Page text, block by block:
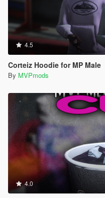
4.5
Corteiz Hoodie for MP Male
By MVPmods
4.0